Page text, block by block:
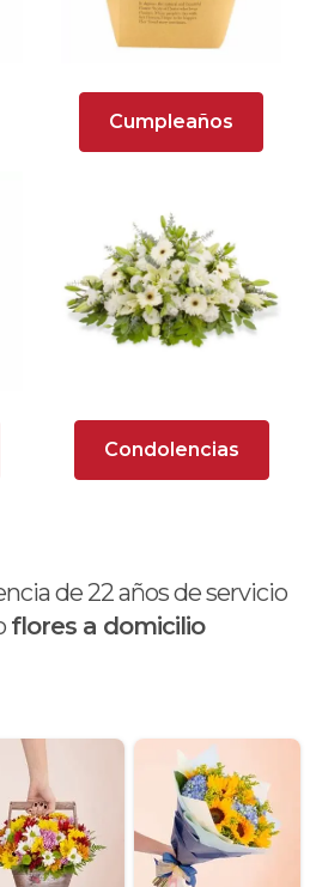
Cumpleaños
Condolencias
de 22años de servicio
flores a domicilio
en tono naranja
para Aniversario
para dar agradecimiento
para Defunciones
para Eventos
románticos
(Strelitzia)
y galletas
la secretaria
de Navidad
Gerberas